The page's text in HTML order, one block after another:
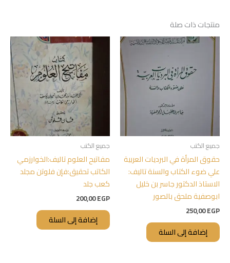
منتجات ذات صلة
جميع الكتب
حقوق المرأة في البرديات العربية
علي ضوء الكتاب والسنة تاليف:
الاستاذ الدكتور جاسر بن خليل
ابوصفية ملحق بالصور
250,00EGP
إضافة إلى السلة
جميع الكتب
مفاتيح العلوم تاليف:الخوارزمي
الكاتب تحقيق:فإن فلوتن مجلد
كعب جلد
200,00EGP
إضافة إلى السلة